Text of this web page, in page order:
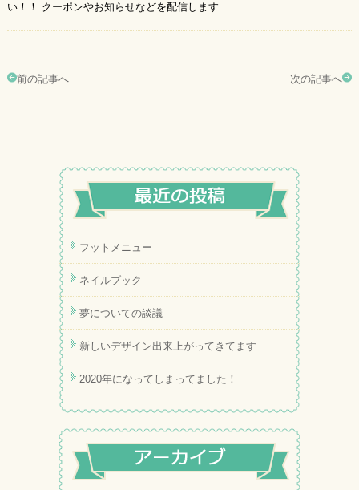
い！！ クーポンやお知らせなどを配信します
前の記事へ 次の記事へ
フットメニュー
ネイルブック
夢についての談議
新しいデザイン出来上がってきてます
2020年になってしまってました！